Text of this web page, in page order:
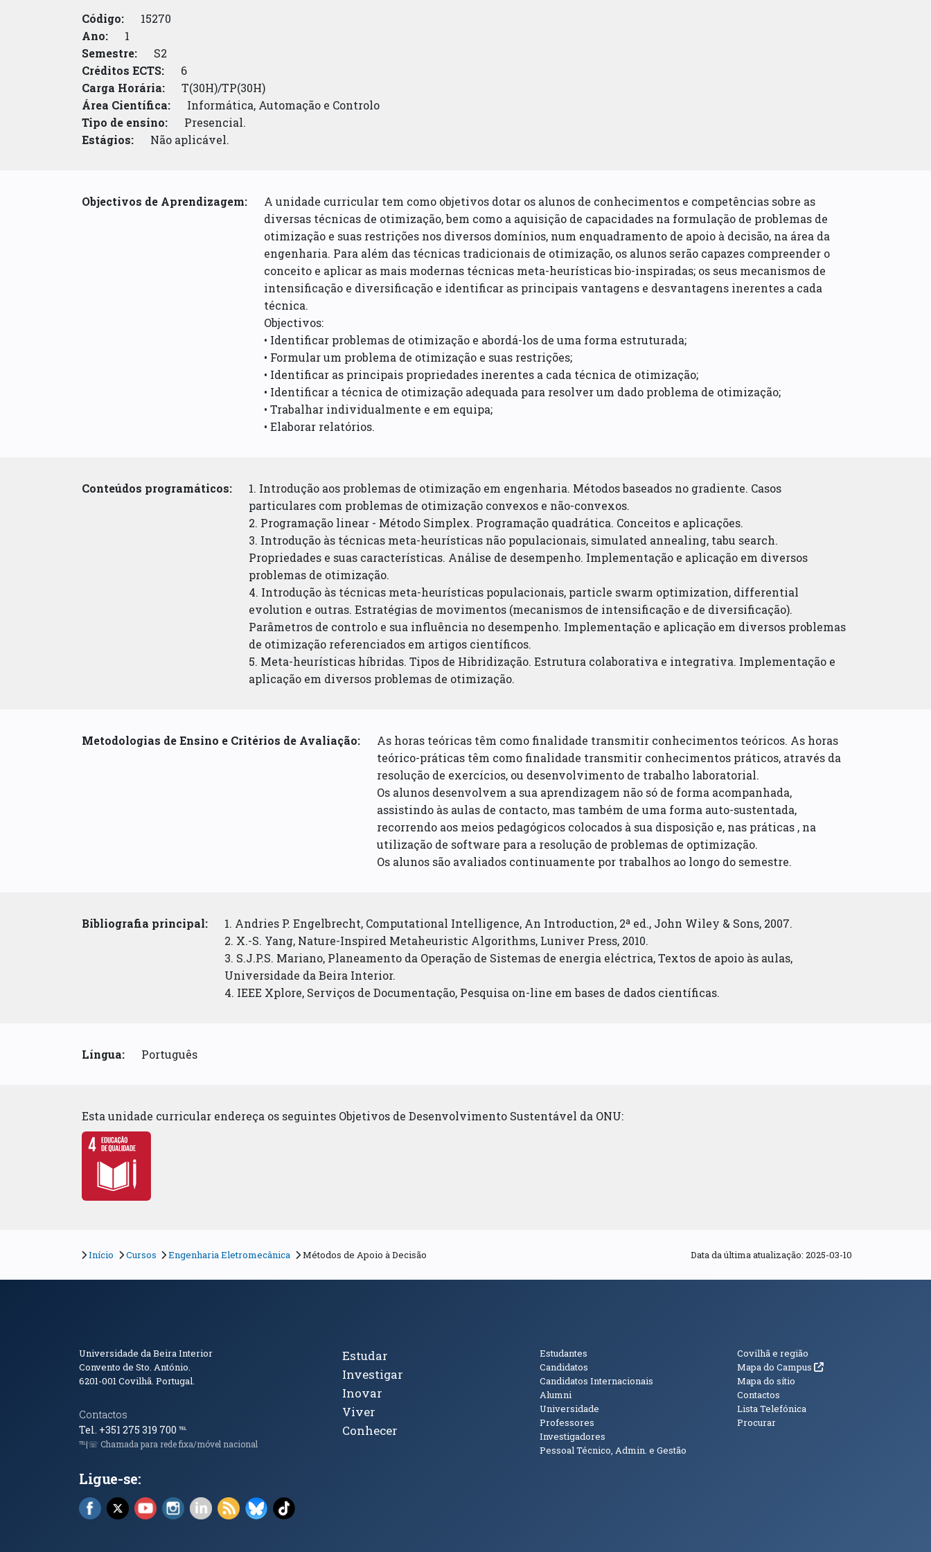
Código:
15270
Ano:
1
Semestre:
S2
Créditos ECTS:
6
Carga Horária:
T(30H)/TP(30H)
Área Científica:
Informática, Automação e Controlo
Tipo de ensino:
Presencial.
Estágios:
Não aplicável.
Objectivos de Aprendizagem:
A unidade curricular tem como objetivos dotar os alunos de conhecimentos e competências sobre as
diversas técnicas de otimização, bem como a aquisição de capacidades na formulação de problemas de
otimização e suas restrições nos diversos domínios, num enquadramento de apoio à decisão, na área da
engenharia. Para além das técnicas tradicionais de otimização, os alunos serão capazes compreender o
conceito e aplicar as mais modernas técnicas meta-heurísticas bio-inspiradas; os seus mecanismos de
intensificação e diversificação e identificar as principais vantagens e desvantagens inerentes a cada
técnica.
Objectivos:
• Identificar problemas de otimização e abordá-los de uma forma estruturada;
• Formular um problema de otimização e suas restrições;
• Identificar as principais propriedades inerentes a cada técnica de otimização;
• Identificar a técnica de otimização adequada para resolver um dado problema de otimização;
• Trabalhar individualmente e em equipa;
• Elaborar relatórios.
Conteúdos programáticos:
1. Introdução aos problemas de otimização em engenharia. Métodos baseados no gradiente. Casos
particulares com problemas de otimização convexos e não-convexos.
2. Programação linear - Método Simplex. Programação quadrática. Conceitos e aplicações.
3. Introdução às técnicas meta-heurísticas não populacionais, simulated annealing, tabu search.
Propriedades e suas características. Análise de desempenho. Implementação e aplicação em diversos
problemas de otimização.
4. Introdução às técnicas meta-heurísticas populacionais, particle swarm optimization, differential
evolution e outras. Estratégias de movimentos (mecanismos de intensificação e de diversificação).
Parâmetros de controlo e sua influência no desempenho. Implementação e aplicação em diversos problemas
de otimização referenciados em artigos científicos.
5. Meta-heurísticas híbridas. Tipos de Hibridização. Estrutura colaborativa e integrativa. Implementação e
aplicação em diversos problemas de otimização.
Metodologias de Ensino e Critérios de Avaliação:
As horas teóricas têm como finalidade transmitir conhecimentos teóricos. As horas
teórico-práticas têm como finalidade transmitir conhecimentos práticos, através da
resolução de exercícios, ou desenvolvimento de trabalho laboratorial.
Os alunos desenvolvem a sua aprendizagem não só de forma acompanhada,
assistindo às aulas de contacto, mas também de uma forma auto-sustentada,
recorrendo aos meios pedagógicos colocados à sua disposição e, nas práticas , na
utilização de software para a resolução de problemas de optimização.
Os alunos são avaliados continuamente por trabalhos ao longo do semestre.
Bibliografia principal:
1. Andries P. Engelbrecht, Computational Intelligence, An Introduction, 2ª ed., John Wiley & Sons, 2007.
2. X.-S. Yang, Nature-Inspired Metaheuristic Algorithms, Luniver Press, 2010.
3. S.J.P.S. Mariano, Planeamento da Operação de Sistemas de energia eléctrica, Textos de apoio às aulas,
Universidade da Beira Interior.
4. IEEE Xplore, Serviços de Documentação, Pesquisa on-line em bases de dados científicas.
Língua: Português
Esta unidade curricular endereça os seguintes Objetivos de Desenvolvimento Sustentável da ONU:
Início Cursos Engenharia Eletromecânica Métodos de Apoio à Decisão Data da última atualização: 2025-03-10
Informações de Contacto
Universidade da Beira Interior
Convento de Sto. António.
6201-001Covilhã. Portugal.
Contactos
Tel. +351 275 319 700 ℡
℡|☏ Chamada para rede fixa/móvel nacional
Ligue-se:
Facebook (abre em nova janela)
X (abre em nova janela)
YouTube (abre em nova janela)
Instagram (abre em nova janela)
LinkedIn (abre em nova janela)
RSS (abre em nova janela)
Bluesky (abre em nova janela)
TikTok (abre em nova janela)
Tópicos Principais
Estudar
Investigar
Inovar
Viver
Conhecer
Públicos
Estudantes
Candidatos
Candidatos Internacionais
Alumni
Universidade
Professores
Investigadores
Pessoal Técnico, Admin. e Gestão
Informações
Covilhã e região
Mapa do Campus (abre em nova janela)
Mapa do sítio
Contactos
Lista Telefónica
Procurar